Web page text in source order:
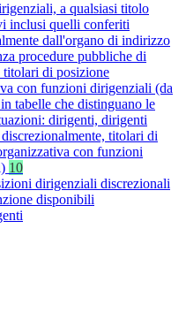
a qualsiasi titolo
inclusi quelli conferiti
dall'organo di indirizzo
procedure pubbliche di
titolari di posizione
con funzioni dirigenziali (da
tabelle che distinguano le
dirigenti, dirigenti
titolari di
con funzioni
10
dirigenziali discrezionali
disponibili